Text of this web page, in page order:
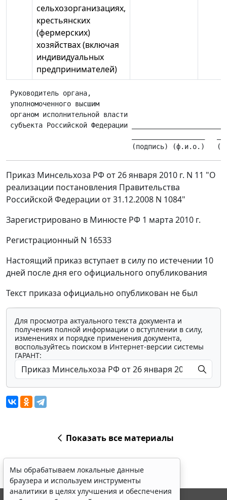
сельхозорганизациях,
крестьянских
(фермерских)
хозяйствах (включая
индивидуальных
предпринимателей)
Руководитель органа,
уполномоченного высшим
органом исполнительной власти
субъекта Российской Федерации
Приказ Минсельхоза РФ от 26 января 2010 г. N 11 "О
реализации постановления Правительства
Российской Федерации от 31.12.2008 N 1084"
Зарегистрировано в Минюсте РФ 1 марта 2010 г.
Регистрационный N 16533
Настоящий приказ вступает в силу по истечении 10
дней после дня его официального опубликования
Текст приказа официально опубликован не был
Для просмотра актуального текста документа и
получения полной информации о вступлении в силу,
изменениях и порядке применения документа,
воспользуйтесь поиском в Интернет-версии системы
ГАРАНТ:
Показать все материалы
Мы обрабатываем локальные данные
браузера и используем инструменты
аналитики в целях улучшения и обеспечения